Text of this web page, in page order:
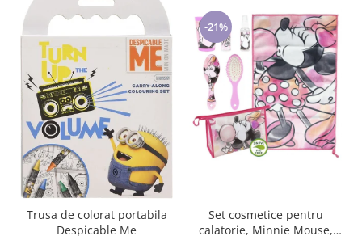
Trusa de colorat portabila
Despicable Me
-21%
Set cosmetice pentru
calatorie, Minnie Mouse,